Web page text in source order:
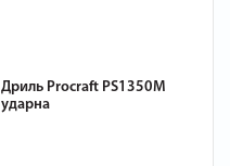
Дриль Procraft PS1350M
ударна